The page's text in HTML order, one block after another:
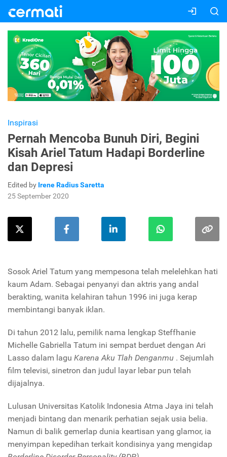
Inspirasi
Pernah Mencoba Bunuh Diri, Begini
Kisah Ariel Tatum Hadapi Borderline
dan Depresi
Edited by Irene Radius Saretta
25 September 2020
Sosok Ariel Tatum yang mempesona telah melelehkan hati
kaum Adam. Sebagai penyanyi dan aktris yang andal
berakting, wanita kelahiran tahun 1996 ini juga kerap
membintangi banyak iklan.
Di tahun 2012 lalu, pemilik nama lengkap Steffhanie
Michelle Gabriella Tatum ini sempat berduet dengan Ari
Lasso dalam lagu Karena Aku Tlah Denganmu . Sejumlah
film televisi, sinetron dan judul layar lebar pun telah
dijajalnya.
Lulusan Universitas Katolik Indonesia Atma Jaya ini telah
menjadi bintang dan menarik perhatian sejak usia belia.
Namun di balik gemerlap dunia keartisan yang glamor, ia
menyimpan kepedihan terkait kondisinya yang mengidap